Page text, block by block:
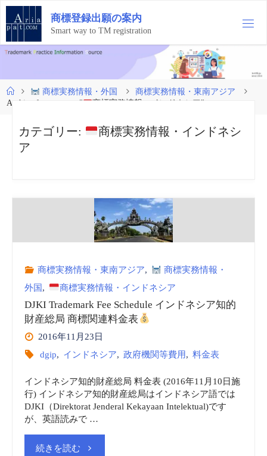
コ
テ
ン
ツ
ス
キ
ッ
商標登録出願の案内
Smart way to TM registration
ホ
ー
商標実務情報・外国
商標実務情報・東南アジア
Archive for category "
商標実務情報・インドネシア"
カテゴリー:
商標実務情報・インドネシ
ア
商標実務情報・東南アジア,
商標実務情報・
外国, 商標実務情報・インドネシア
DJKI Trademark Fee Schedule インドネシア知的
財産総局 商標関連料金表
2016年11月23日
dgip, インドネシア, 政府機関等費用, 料金表
インドネシア知的財産総局 料金表 (2016年11月10日施
行) インドネシア知的財産総局はインドネシア語では
DJKI（Direktorat Jenderal Kekayaan Intelektual)です
が、英語読みで …
続きを読む"DJKI